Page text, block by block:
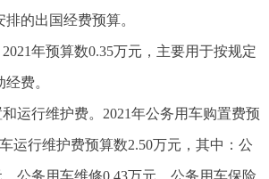
的出国经费预算。
年预算数0.35万元，主要用于按规定
费。
运行维护费。2021年公务用车购置费预
运行维护费预算数2.50万元，其中：公